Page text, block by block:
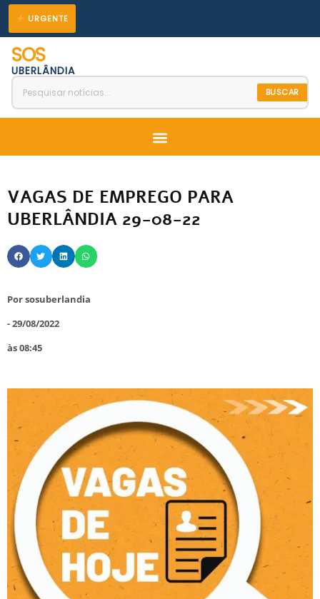
para
conteúdo
URGENTE
SOS
UBERLÂNDIA
BUSCAR
Menu
VAGAS DE EMPREGO PARA
UBERLÂNDIA 29-08-22
Porsosuberlandia
-29/08/2022
às08:45